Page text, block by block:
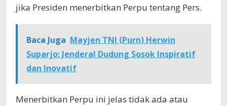
jika Presiden menerbitkan Perpu tentang Pers.
Baca Juga Mayjen TNI (Purn) Herwin
Suparjo: Jenderal Dudung Sosok Inspiratif
dan Inovatif
Menerbitkan Perpu ini jelas tidak ada atau